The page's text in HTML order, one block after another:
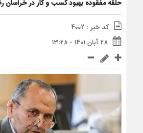
حلقه مفقوده بهبود کسب و کار در
کد خبر : 4002
۲۸ آبان ۱۴۰۱ - ۱۳:۲۸